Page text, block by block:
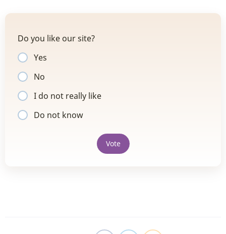
Do you like our site?
Yes
No
I do not really like
Do not know
Vote